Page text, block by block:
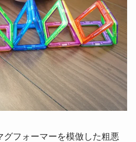
グフォーマーを模倣した粗悪